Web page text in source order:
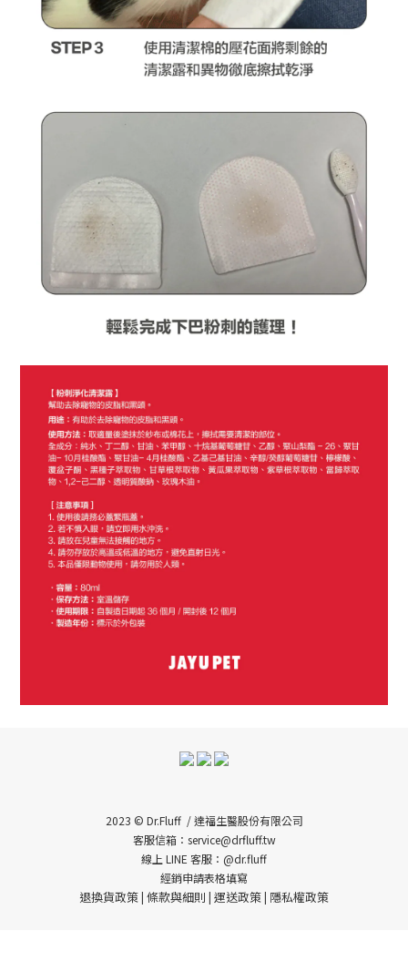
2023 © Dr.Fluff / 達福生醫股份有限公司
客服信箱：service@drfluff.tw
線上 LINE 客服：@dr.fluff
經銷申請表格填寫
退換貨政策| 條款與細則 | 運送政策| 隱私權政策